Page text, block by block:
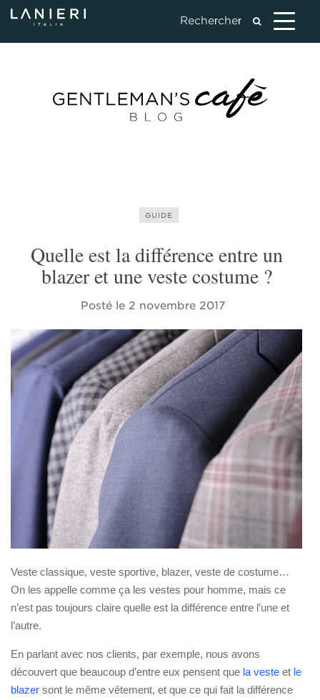
GUIDE
Quelle est la différence entre un
blazer et une veste costume ?
Posté le 2 novembre 2017
Veste classique, veste sportive, blazer, veste de costume…
On les appelle comme ça les vestes pour homme, mais ce
n’est pas toujours claire quelle est la différence entre l’une et
l’autre.
En parlant avec nos clients, par exemple, nous avons
découvert que beaucoup d’entre eux pensent que la veste et le
blazer sont le même vêtement, et que ce qui fait la différence